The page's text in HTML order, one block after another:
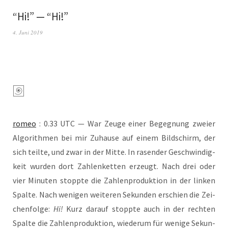
“Hi!” — “Hi!”
4. Juni 2019
romeo : 0.33 UTC — War Zeu­ge einer Begeg­nung zwei­er
Algo­rith­men bei mir Zuhau­se auf einem Bild­schirm, der
sich teil­te, und zwar in der Mit­te. In rasen­der Geschwin­dig­
keit wur­den dort Zah­len­ket­ten erzeugt. Nach drei oder
vier Minu­ten stopp­te die Zah­len­pro­duk­ti­on in der lin­ken
Spal­te. Nach weni­gen wei­te­ren Sekun­den erschien die Zei­
chen­fol­ge: Hi! Kurz dar­auf stopp­te auch in der rech­ten
Spal­te die Zah­len­pro­duk­ti­on, wie­der­um für weni­ge Sekun­